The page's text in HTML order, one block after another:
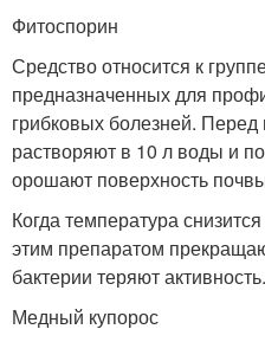
Фитоспорин
Средство относится к
предназначенных для
грибковых болезней.
растворяют в 10 л воды и
орошают поверхность
Когда температура
этим препаратом
бактерии теряют активность.
Медный купорос